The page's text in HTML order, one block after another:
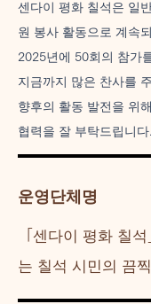
센다이 평화 칠석은 일
원 봉사 활동으로 계속
2025년에 50회의 참가
지금까지 많은 찬사를
향후의 활동 발전을 위
협력을 잘 부탁드립니다.
운영단체명
「센다이 평화 칠
는 칠석 시민의 끔